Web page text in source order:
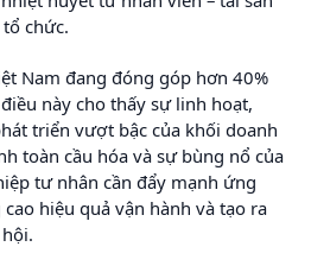
chức.
Nam đang đóng góp hơn 40%
này cho thấy sự linh hoạt,
triển vượt bậc của khối doanh
toàn cầu hóa và sự bùng nổ của
tư nhân cần đẩy mạnh ứng
hiệu quả vận hành và tạo ra